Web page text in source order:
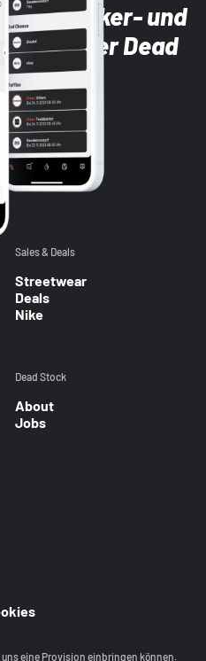
Sneaker- und
mit der Dead
Sales & Deals
Streetwear
Deals
Nike
Dead Stock
About
Jobs
eine Provision einbringen können.